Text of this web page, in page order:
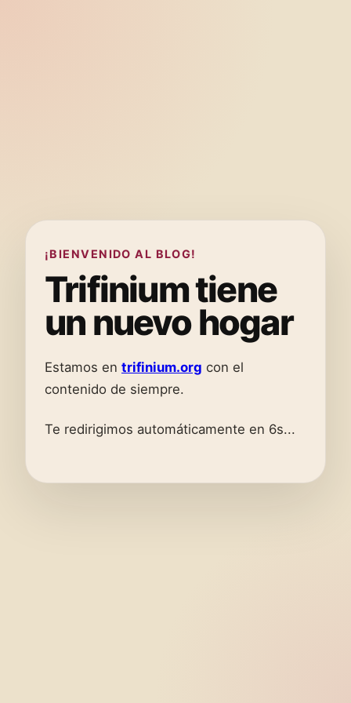
¡BIENVENIDO AL BLOG!
Trifinium tiene
un nuevo hogar
Estamos en trifinium.org con el
contenido de siempre.
Te redirigimos automáticamente en 6s...